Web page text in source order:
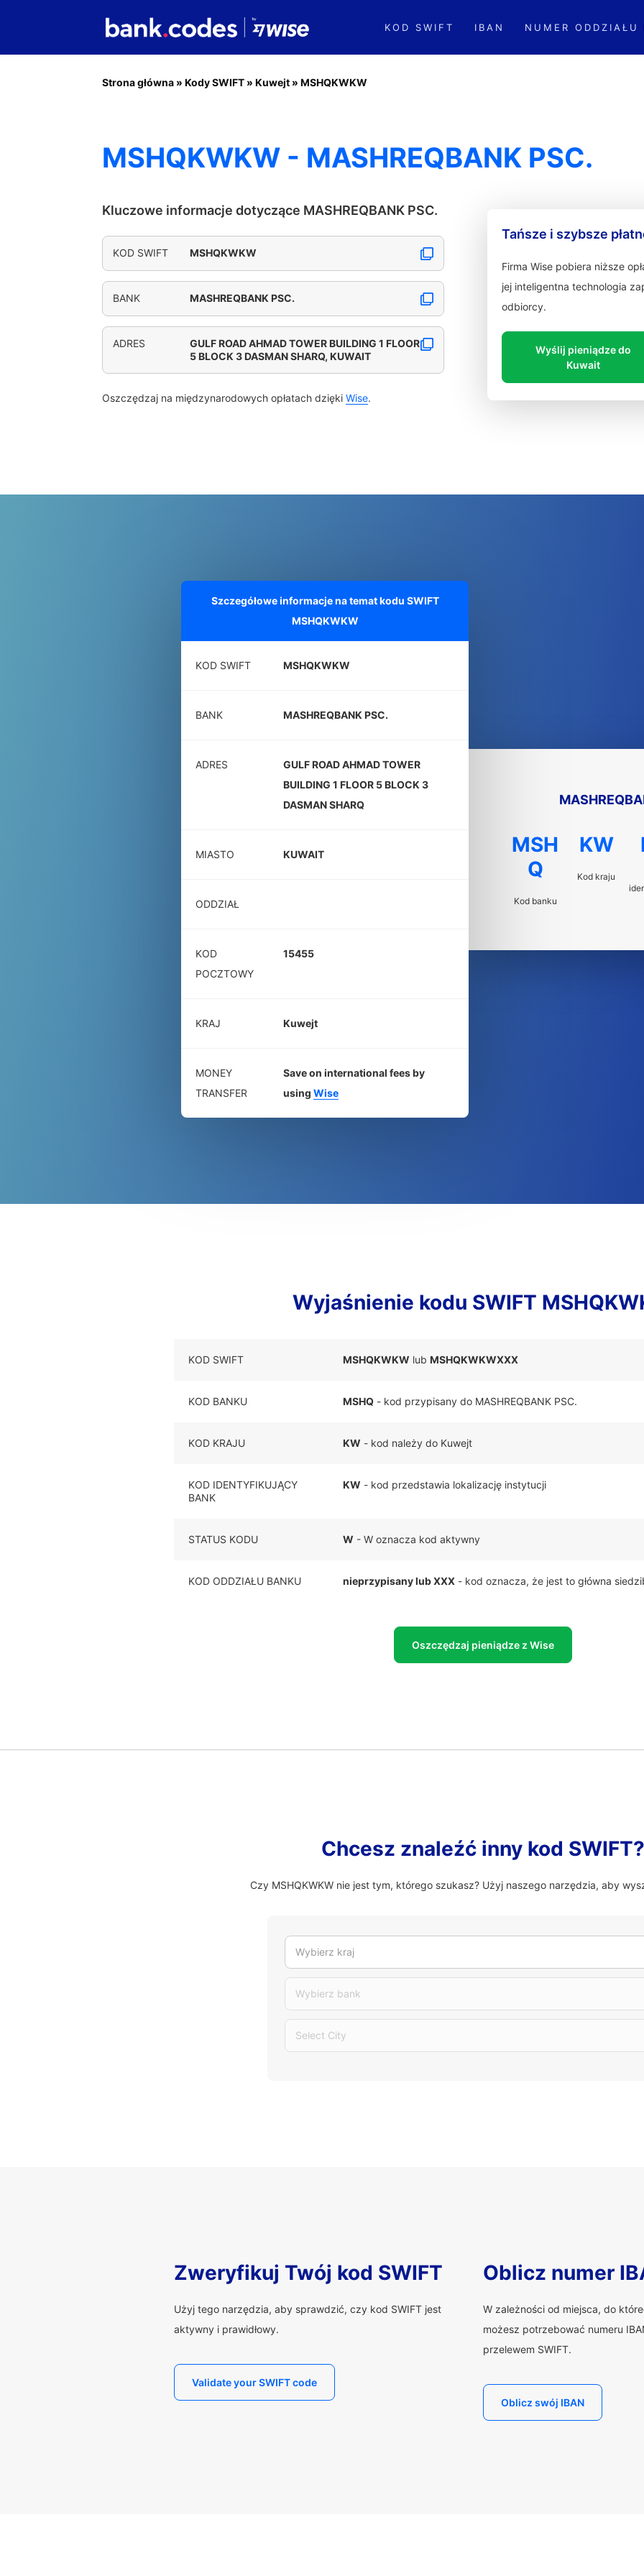
KOD SWIFT IBAN NUMER ODDZIAŁU
Strona główna » Kody SWIFT » Kuwejt » MSHQKWKW
MSHQKWKW - MASHREQBANK PSC.
Kluczowe informacje dotyczące MASHREQBANK PSC.
KOD SWIFT MSHQKWKW
BANK MASHREQBANK PSC.
ADRES
GULF ROAD AHMAD TOWER BUILDING 1 FLOOR
5 BLOCK 3 DASMAN SHARQ, KUWAIT
Oszczędzaj na międzynarodowych opłatach dzięki Wise.
Tańsze i szybsze
Firma Wise pobiera niższe
jej inteligentna technologia
odbiorcy.
Wyślij pieniądze do
Kuwait
Szczegółowe informacje na temat kodu SWIFT
MSHQKWKW
KOD SWIFT MSHQKWKW
BANK MASHREQBANK PSC.
ADRES
GULF ROAD AHMAD TOWER
BUILDING 1 FLOOR 5 BLOCK 3
DASMAN SHARQ
MIASTO KUWAIT
ODDZIAŁ
KOD
POCZTOWY
15455
KRAJ Kuwejt
MONEY
TRANSFER
Save on international fees by
using Wise
MSH
Q
Kod banku
KW
Kod kraju
Wyjaśnienie kodu SWIFT
KOD SWIFT MSHQKWKW lub MSHQKWKWXXX
KOD BANKU MSHQ - kod przypisany do MASHREQBANK PSC.
KOD KRAJU KW - kod należy do Kuwejt
KOD IDENTYFIKUJĄCY
BANK
KW - kod przedstawia lokalizację instytucji
STATUS KODU W - W oznacza kod aktywny
KOD ODDZIAŁU BANKU nieprzypisany lub XXX - kod oznacza, że jest to główna
Oszczędzaj pieniądze z Wise
Chcesz znaleźć inny kod SWIFT?
Czy MSHQKWKW nie jest tym, którego szukasz? Użyj naszego narzędzia, aby
Wybierz kraj
Wybierz bank
Select City
Zweryfikuj Twój kod SWIFT
Użyj tego narzędzia, aby sprawdzić, czy kod SWIFT jest
aktywny i prawidłowy.
Validate your SWIFT code
Oblicz numer
W zależności od miejsca, do
możesz potrzebować numeru
przelewem SWIFT.
Oblicz swój IBAN